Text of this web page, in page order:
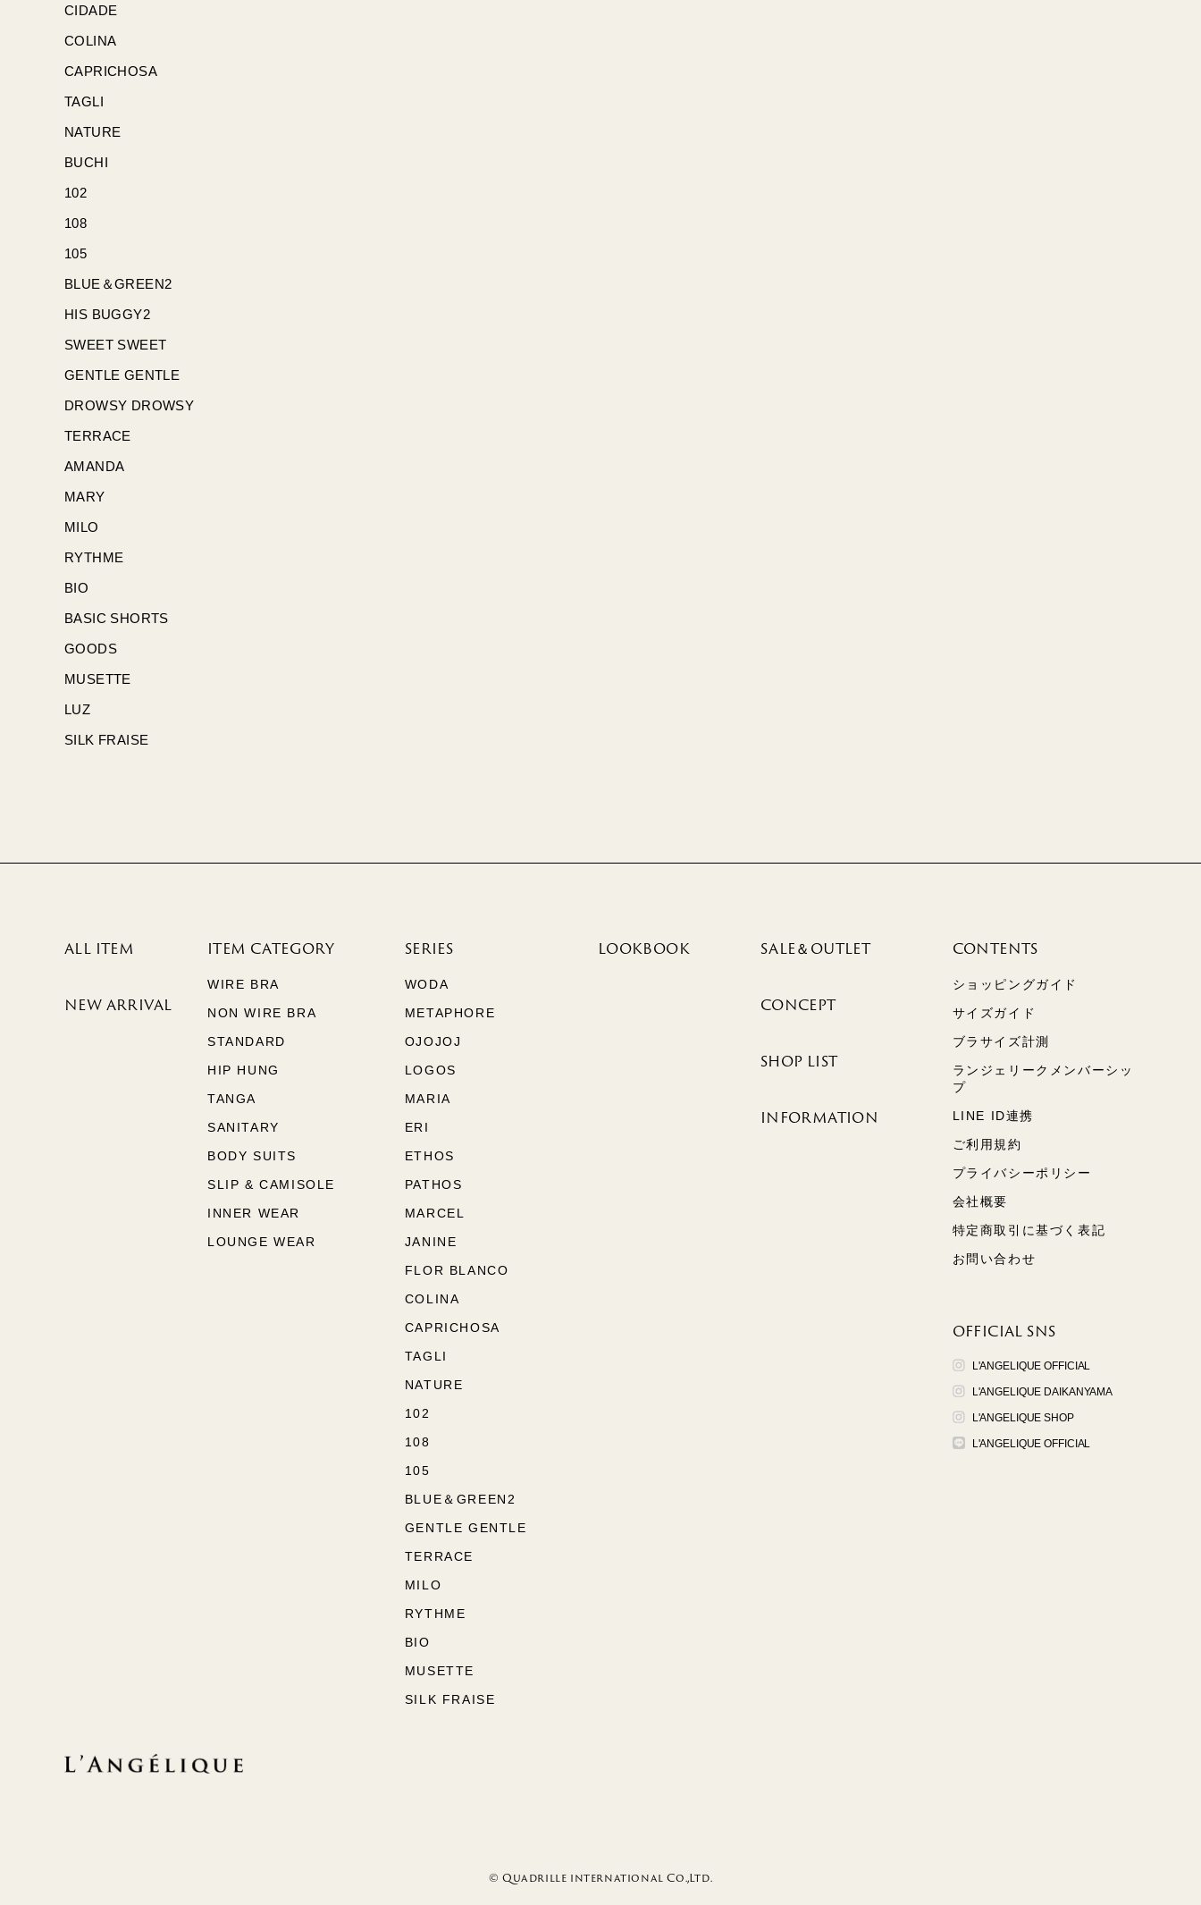
CIDADE
COLINA
CAPRICHOSA
TAGLI
NATURE
BUCHI
102
108
105
BLUE＆GREEN2
HIS BUGGY2
SWEET SWEET
GENTLE GENTLE
DROWSY DROWSY
TERRACE
AMANDA
MARY
MILO
RYTHME
BIO
BASIC SHORTS
GOODS
MUSETTE
LUZ
SILK FRAISE
ALL ITEM
NEW ARRIVAL
ITEM CATEGORY
WIRE BRA
NON WIRE BRA
STANDARD
HIP HUNG
TANGA
SANITARY
BODY SUITS
SLIP & CAMISOLE
INNER WEAR
LOUNGE WEAR
SERIES
WODA
METAPHORE
OJOJOJ
LOGOS
MARIA
ERI
ETHOS
PATHOS
MARCEL
JANINE
FLOR BLANCO
COLINA
CAPRICHOSA
TAGLI
NATURE
102
108
105
BLUE＆GREEN2
GENTLE GENTLE
TERRACE
MILO
RYTHME
BIO
MUSETTE
SILK FRAISE
LOOKBOOK SALE＆OUTLET
CONCEPT
SHOP LIST
INFORMATION
CONTENTS
ショッピングガイド
サイズガイド
ブラサイズ計測
ランジェリークメンバーシッ
プ
LINE ID連携
ご利用規約
プライバシーポリシー
会社概要
特定商取引に基づく表記
お問い合わせ
OFFICIAL SNS
L'ANGELIQUE OFFICIAL
L'ANGELIQUE DAIKANYAMA
L'ANGELIQUE SHOP
L'ANGELIQUE OFFICIAL
© Quadrille international Co.,Ltd.